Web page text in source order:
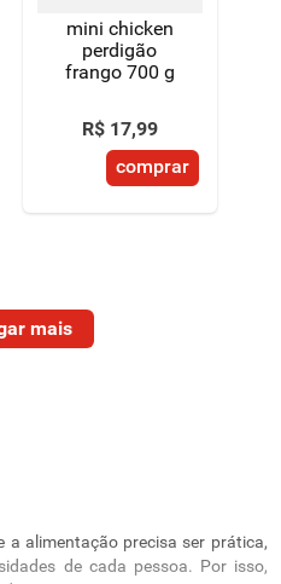
mini chicken
perdigão
frango 700 g
R$ 17,99
comprar
a alimentação precisa ser prática,
de cada pessoa. Por isso,